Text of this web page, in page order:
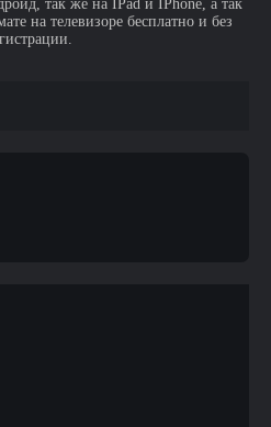
так же на IPad и IPhone, а так
на телевизоре бесплатно и без